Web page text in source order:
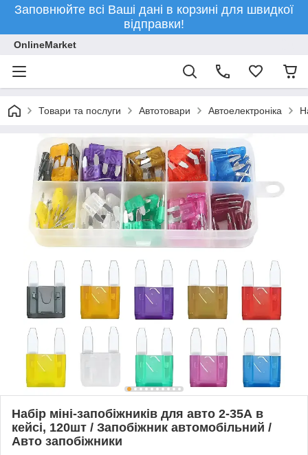
Заповнюйте всі Ваші дані в корзині для швидкої
відправки!
OnlineMarket
Товари та послуги Автотовари Автоелектроніка
Набір міні-запобіжників для авто 2-35А в
кейсі, 120шт / Запобіжник автомобільний /
Авто запобіжники